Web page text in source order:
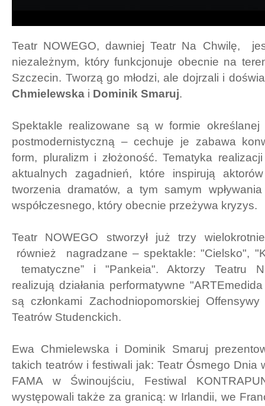
Teatr NOWEGO, dawniej Teatr Na Chwilę,
niezależnym, który funkcjonuje obecnie na
Szczecin. Tworzą go młodzi, ale dojrzali i
Chmielewska i Dominik Smaruj.
Spektakle realizowane są w formie
postmodernistyczną – cechuje je zabawa
form, pluralizm i złożoność. Tematyka
aktualnych zagadnień, które inspirują
tworzenia dramatów, a tym samym
współczesnego, który obecnie przeżywa kryzys.
Teatr NOWEGO stworzył już trzy
również nagradzane – spektakle: "Cielsko",
tematyczne” i "Pankeia". Aktorzy Teatru
realizują działania performatywne
są członkami Zachodniopomorskiej
Teatrów Studenckich.
Ewa Chmielewska i Dominik Smaruj
takich teatrów i festiwali jak: Teatr Ósmego Dnia
FAMA w Świnoujściu, Festiwal
występowali także za granicą: w Irlandii, we